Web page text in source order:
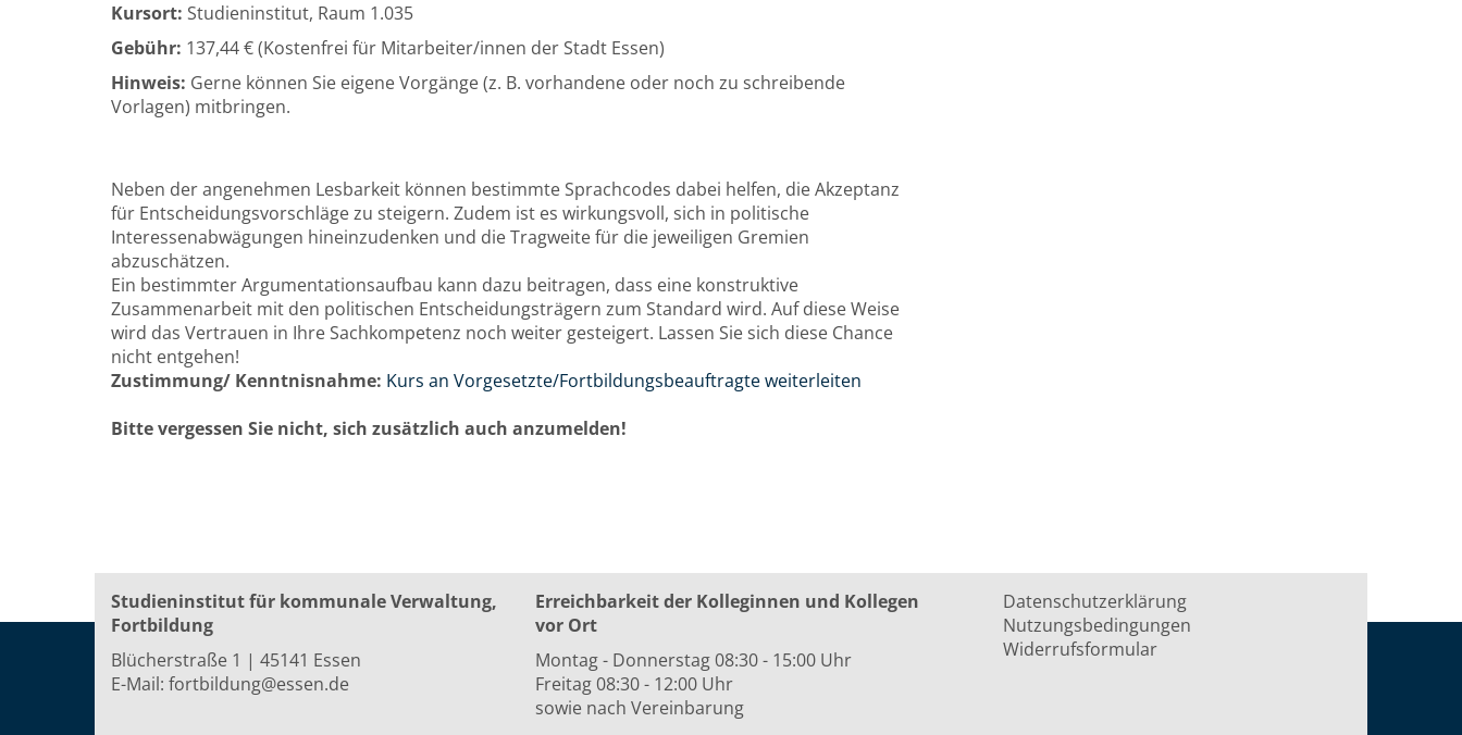
Kursort: Studieninstitut, Raum 1.035
Gebühr: 137,44 € (Kostenfrei für Mitarbeiter/innen der Stadt Essen)
Hinweis: Gerne können Sie eigene Vorgänge (z. B. vorhandene oder noch zu schreibende
Vorlagen) mitbringen.
Neben der angenehmen Lesbarkeit können bestimmte Sprachcodes dabei helfen, die Akzeptanz
für Entscheidungsvorschläge zu steigern. Zudem ist es wirkungsvoll, sich in politische
Interessenabwägungen hineinzudenken und die Tragweite für die jeweiligen Gremien
abzuschätzen.
Ein bestimmter Argumentationsaufbau kann dazu beitragen, dass eine konstruktive
Zusammenarbeit mit den politischen Entscheidungsträgern zum Standard wird. Auf diese Weise
wird das Vertrauen in Ihre Sachkompetenz noch weiter gesteigert. Lassen Sie sich diese Chance
nicht entgehen!
Zustimmung/ Kenntnisnahme: Kurs an Vorgesetzte/Fortbildungsbeauftragte weiterleiten
Bitte vergessen Sie nicht, sich zusätzlich auch anzumelden!
Studieninstitut für kommunale Verwaltung,
Fortbildung
Blücherstraße 1 | 45141 Essen
E-Mail: fortbildung@essen.de
Erreichbarkeit der Kolleginnen und Kollegen
vor Ort
Montag - Donnerstag 08:30 - 15:00 Uhr
Freitag 08:30 - 12:00 Uhr
sowie nach Vereinbarung
Datenschutzerklärung
Nutzungsbedingungen
Widerrufsformular